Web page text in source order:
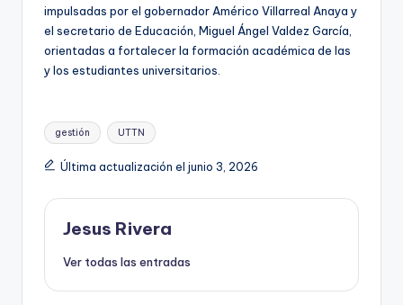
impulsadas por el gobernador Américo Villarreal Anaya y
el secretario de Educación, Miguel Ángel Valdez García,
orientadas a fortalecer la formación académica de las
y los estudiantes universitarios.
Etiquetas:
gestión UTTN
Última actualización el junio 3, 2026
Jesus Rivera
Ver todas las entradas